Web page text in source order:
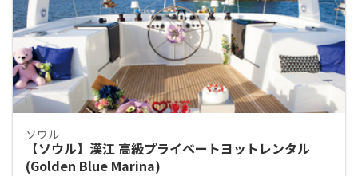
ソウル
【ソウル】漢江 高級プライベートヨットレンタル
(Golden Blue Marina)